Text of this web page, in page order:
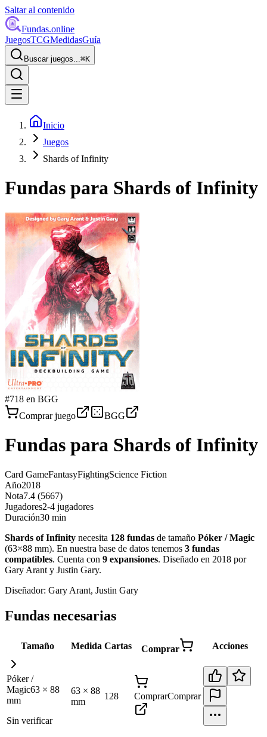
Saltar al contenido
Fundas.online
JuegosTCGMedidasGuía
Buscar juegos...⌘K
Inicio
Juegos
Shards of Infinity
Fundas para Shards of Infinity
#718 en BGG
Comprar juego
BGG
Fundas para Shards of Infinity
Card GameFantasyFightingScience Fiction
Año2018
Nota7.4 (5667)
Jugadores2-4 jugadores
Duración30 min
Shards of Infinity necesita 128 fundas de tamaño Póker / Magic
(63×88 mm). En nuestra base de datos tenemos 3 fundas
compatibles. Cuenta con 9 expansiones. Diseñado en 2018 por
Gary Arant y Justin Gary.
Diseñador: Gary Arant, Justin Gary
Fundas necesarias
Tamaño Medida Cartas Comprar Acciones
Póker /
Magic63 × 88
mm
Sin verificar
63 × 88
mm
128 ComprarComprar